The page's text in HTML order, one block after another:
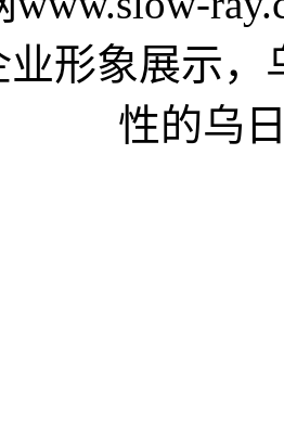
形象展示
性的乌